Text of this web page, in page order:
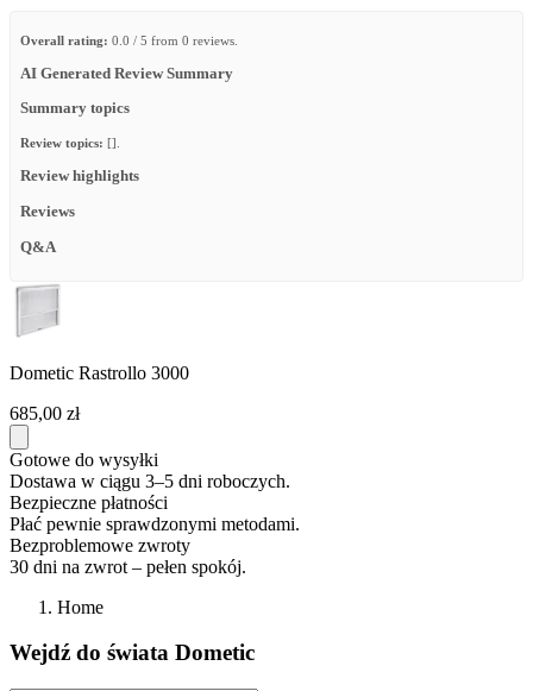
Overall rating: 0.0 / 5 from 0 reviews.
AI Generated Review Summary
Summary topics
Review topics: [].
Review highlights
Reviews
Q&A
Dometic Rastrollo 3000
685,00 zł
Gotowe do wysyłki
Dostawa w ciągu 3–5 dni roboczych.
Bezpieczne płatności
Płać pewnie sprawdzonymi metodami.
Bezproblemowe zwroty
30 dni na zwrot – pełen spokój.
Home
Wejdź do świata Dometic